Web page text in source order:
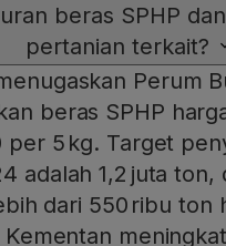
beras SPHP
pertanian terkait?
Perum
beras SPHP
per 5 kg. Target
adalah 1,2 juta ton,
dari 550 ribu ton